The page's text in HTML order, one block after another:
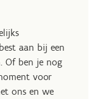
aan bij een
Of ben je nog
voor
ons en we